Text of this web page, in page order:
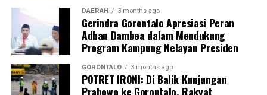
DAERAH 3 months ago
Gerindra Gorontalo Apresiasi Peran
Adhan Dambea dalam Mendukung
Program Kampung Nelayan Presiden
GORONTALO 3 months ago
POTRET IRONI: Di Balik Kunjungan
Prabowo ke Gorontalo, Rakyat